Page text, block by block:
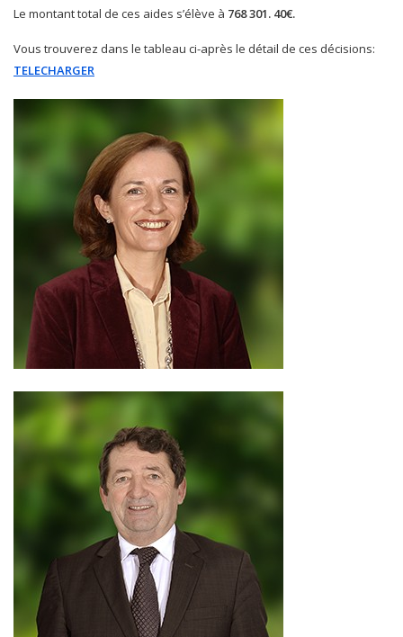
Le montant total de ces aides s’élève à 768 301. 40€.
Vous trouverez dans le tableau ci-après le détail de ces décisions:
TELECHARGER